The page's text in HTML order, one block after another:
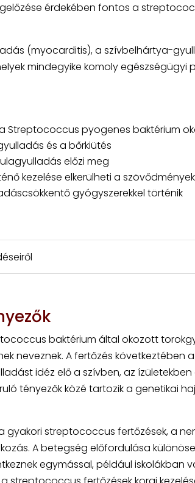
érdekében fontos a
(myocarditis), a szívbelhártya-
mindegyike komoly egészségügyi
Streptococcus pyogenes baktérium
és a bőrkiütés
előzi meg
kezelése elkerülheti a
gyógyszerekkel történik
baktérium által okozott
neveznek. A fertőzés következtében
idéz elő a szívben, az ízületekben
tényezők közé tartozik a genetikai
gyakori streptococcus fertőzések, a
A betegség előfordulása
egymással, például iskolákban